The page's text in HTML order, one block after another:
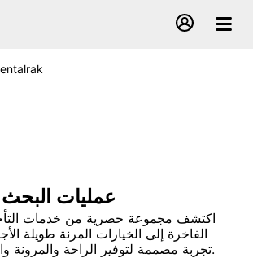
عمليات البحث
اكتشف مجموعة حصرية من خدمات
الفاخرة إلى الخيارات المرنة طويلة
تجربة مصممة لتوفير الراحة والمرونة والتميز في كل رحلة.